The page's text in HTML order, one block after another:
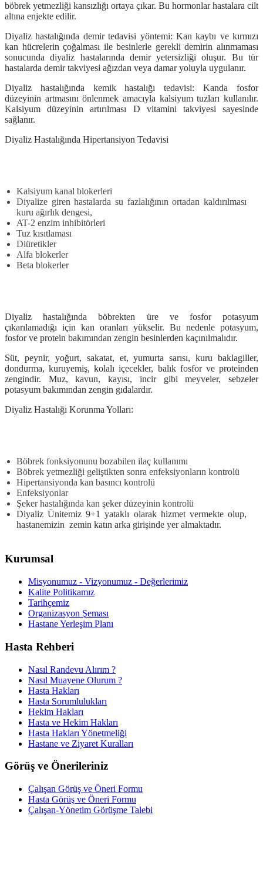
böbrek yetmezliği kansızlığı ortaya çıkar. Bu hormonlar hastalara cilt
altına enjekte edilir.
Diyaliz hastalığında demir tedavisi yöntemi: Kan kaybı ve kırmızı
kan hücrelerin çoğalması ile besinlerle gerekli demirin alınmaması
sonucunda diyaliz hastalarında demir yetersizliği oluşur. Bu tür
hastalarda demir takviyesi ağızdan veya damar yoluyla uygulanır.
Diyaliz hastalığında kemik hastalığı tedavisi: Kanda fosfor
düzeyinin artmasını önlenmek amacıyla kalsiyum tuzları kullanılır.
Kalsiyum düzeyinin artırılması D vitamini takviyesi sayesinde
sağlanır.
Diyaliz Hastalığında Hipertansiyon Tedavisi
Kalsiyum kanal blokerleri
Diyalize giren hastalarda su fazlalığının ortadan kaldırılması
kuru ağırlık dengesi,
AT-2 enzim inhibitörleri
Tuz kısıtlaması
Diüretikler
Alfa blokerler
Beta blokerler
Diyaliz hastalığında böbrekten üre ve fosfor potasyum
çıkarılamadığı için kan oranları yükselir. Bu nedenle potasyum,
fosfor ve protein bakımından zengin besinlerden kaçınılmalıdır.
Süt, peynir, yoğurt, sakatat, et, yumurta sarısı, kuru baklagiller,
dondurma, kuruyemiş, kolalı içecekler, balık fosfor ve proteinden
zengindir. Muz, kavun, kayısı, incir gibi meyveler, sebzeler
potasyum bakımından zengin gıdalardır.
Diyaliz Hastalığı Korunma Yolları:
Böbrek fonksiyonunu bozabilen ilaç kullanımı
Böbrek yetmezliği geliştikten sonra enfeksiyonların kontrolü
Hipertansiyonda kan basıncı kontrolü
Enfeksiyonlar
Şeker hastalığında kan şeker düzeyinin kontrolü
Diyaliz Ünitemiz 9+1 yataklı olarak hizmet vermekte olup,
hastanemizin zemin katın arka girişinde yer almaktadır.
Kurumsal
Misyonumuz - Vizyonumuz - Değerlerimiz
Kalite Politikamız
Tarihçemiz
Organizasyon Şeması
Hastane Yerleşim Planı
Hasta Rehberi
Nasıl Randevu Alırım ?
Nasıl Muayene Olurum ?
Hasta Hakları
Hasta Sorumlulukları
Hekim Hakları
Hasta ve Hekim Hakları
Hasta Hakları Yönetmeliği
Hastane ve Ziyaret Kuralları
Görüş ve Önerileriniz
Çalışan Görüş ve Öneri Formu
Hasta Görüş ve Öneri Formu
Çalışan-Yönetim Görüşme Talebi